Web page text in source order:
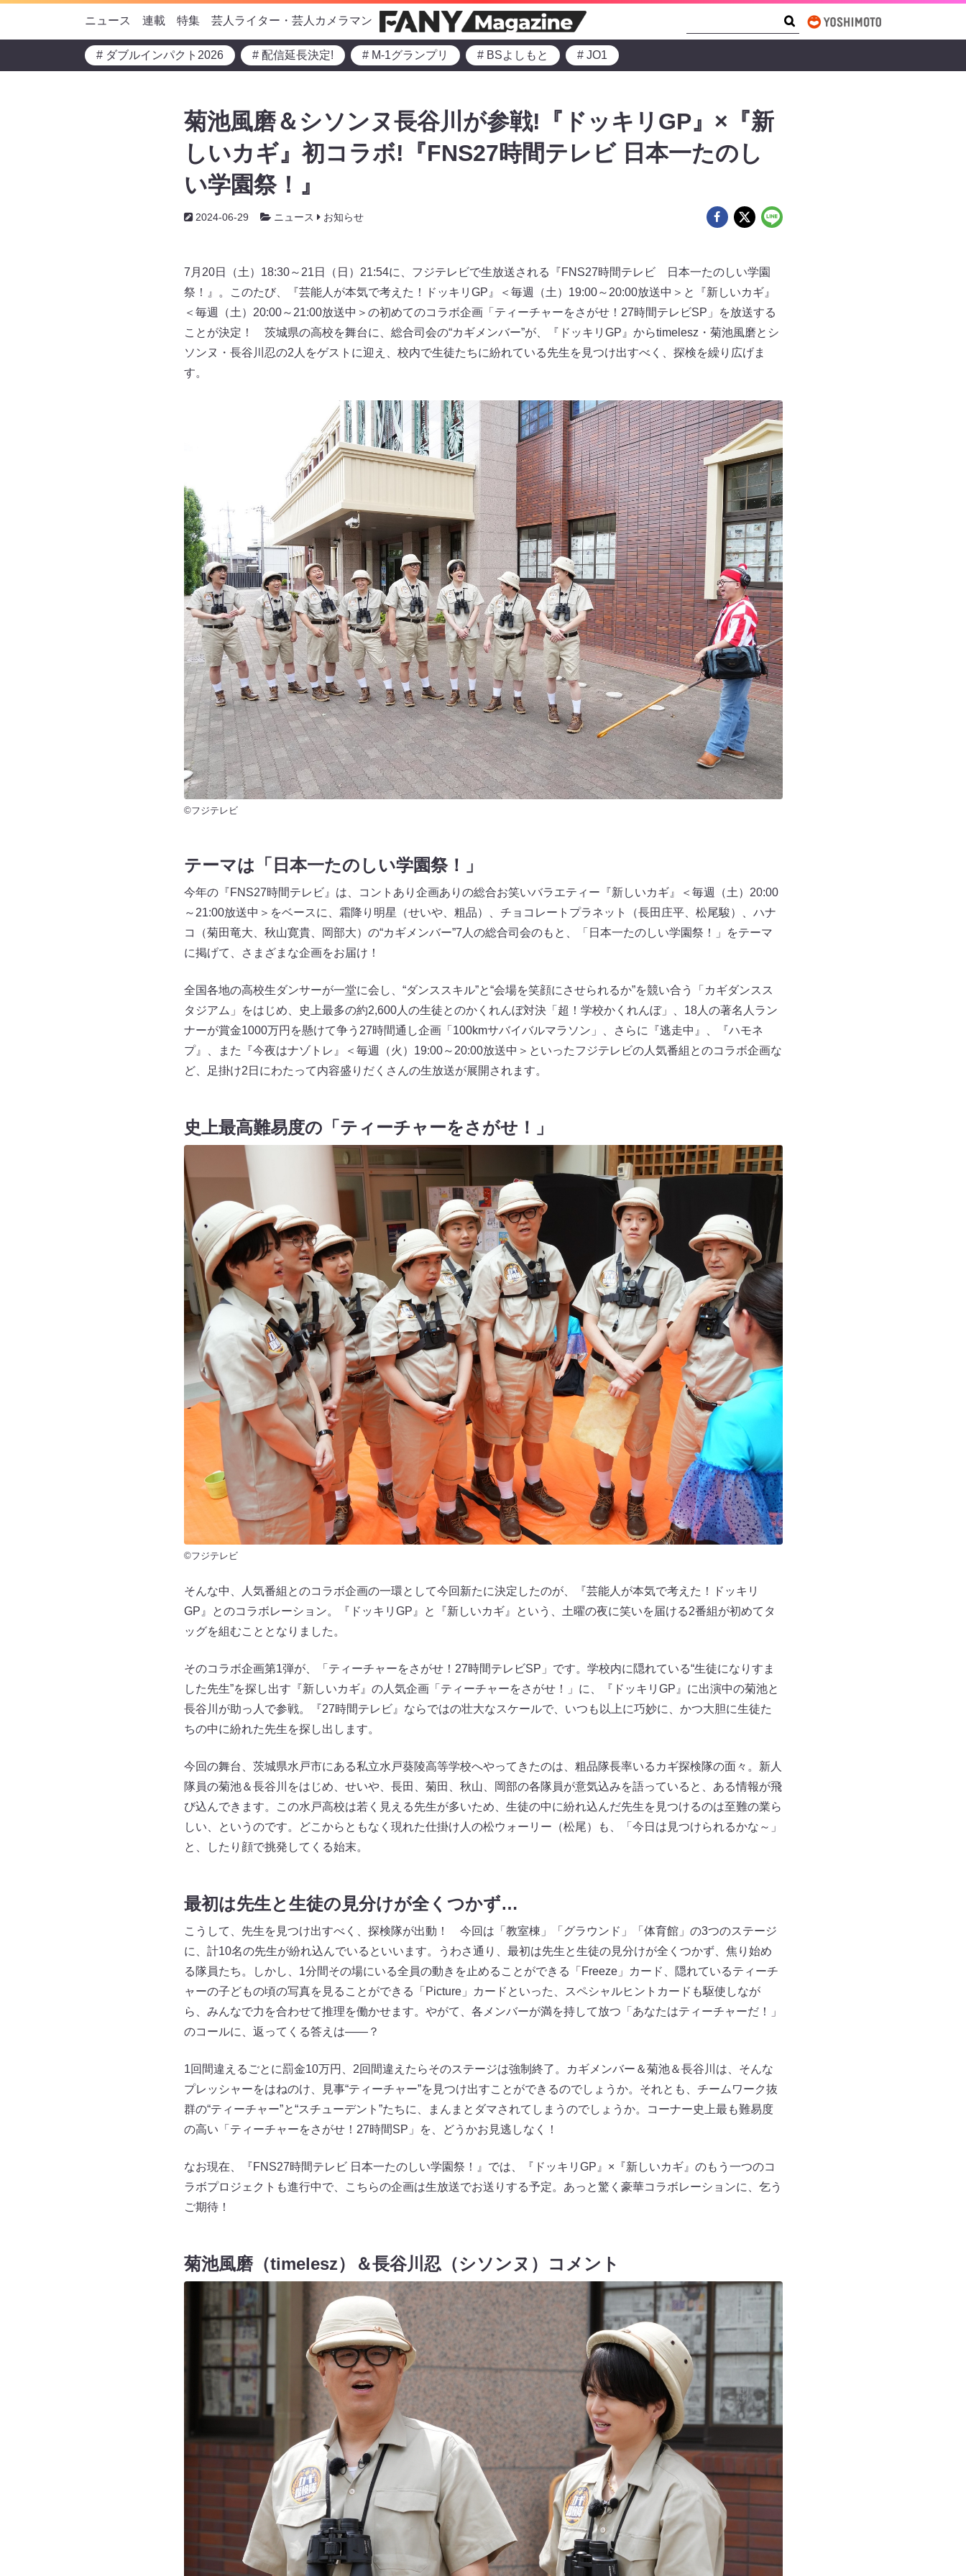
ニュース 連載 特集 芸人ライター・芸人カメラマン
# ダブルインパクト2026 # 配信延長決定! # M-1グランプリ # BSよしもと # JO1
菊池風磨＆シソンヌ長谷川が参戦!『ドッキリGP』×『新
しいカギ』初コラボ!『FNS27時間テレビ 日本一たのし
い学園祭！』
2024-06-29 ニュース お知らせ
7月20日（土）18:30～21日（日）21:54に、フジテレビで生放送される『FNS27時間テレビ 日本一たのしい学園
祭！』。このたび、『芸能人が本気で考えた！ドッキリGP』＜毎週（土）19:00～20:00放送中＞と『新しいカギ』
＜毎週（土）20:00～21:00放送中＞の初めてのコラボ企画「ティーチャーをさがせ！27時間テレビSP」を放送する
ことが決定！ 茨城県の高校を舞台に、総合司会の“カギメンバー”が、『ドッキリGP』からtimelesz・菊池風磨とシ
ソンヌ・長谷川忍の2人をゲストに迎え、校内で生徒たちに紛れている先生を見つけ出すべく、探検を繰り広げま
す。
©フジテレビ
テーマは「日本一たのしい学園祭！」
今年の『FNS27時間テレビ』は、コントあり企画ありの総合お笑いバラエティー『新しいカギ』＜毎週（土）20:00
～21:00放送中＞をベースに、霜降り明星（せいや、粗品）、チョコレートプラネット（長田庄平、松尾駿）、ハナ
コ（菊田竜大、秋山寛貴、岡部大）の“カギメンバー”7人の総合司会のもと、「日本一たのしい学園祭！」をテーマ
に掲げて、さまざまな企画をお届け！
全国各地の高校生ダンサーが一堂に会し、“ダンススキル”と“会場を笑顔にさせられるか”を競い合う「カギダンスス
タジアム」をはじめ、史上最多の約2,600人の生徒とのかくれんぼ対決「超！学校かくれんぼ」、18人の著名人ラン
ナーが賞金1000万円を懸けて争う27時間通し企画「100kmサバイバルマラソン」、さらに『逃走中』、『ハモネ
プ』、また『今夜はナゾトレ』＜毎週（火）19:00～20:00放送中＞といったフジテレビの人気番組とのコラボ企画な
ど、足掛け2日にわたって内容盛りだくさんの生放送が展開されます。
史上最高難易度の「ティーチャーをさがせ！」
©フジテレビ
そんな中、人気番組とのコラボ企画の一環として今回新たに決定したのが、『芸能人が本気で考えた！ドッキリ
GP』とのコラボレーション。『ドッキリGP』と『新しいカギ』という、土曜の夜に笑いを届ける2番組が初めてタ
ッグを組むこととなりました。
そのコラボ企画第1弾が、「ティーチャーをさがせ！27時間テレビSP」です。学校内に隠れている“生徒になりすま
した先生”を探し出す『新しいカギ』の人気企画「ティーチャーをさがせ！」に、『ドッキリGP』に出演中の菊池と
長谷川が助っ人で参戦。『27時間テレビ』ならではの壮大なスケールで、いつも以上に巧妙に、かつ大胆に生徒た
ちの中に紛れた先生を探し出します。
今回の舞台、茨城県水戸市にある私立水戸葵陵高等学校へやってきたのは、粗品隊長率いるカギ探検隊の面々。新人
隊員の菊池＆長谷川をはじめ、せいや、長田、菊田、秋山、岡部の各隊員が意気込みを語っていると、ある情報が飛
び込んできます。この水戸高校は若く見える先生が多いため、生徒の中に紛れ込んだ先生を見つけるのは至難の業ら
しい、というのです。どこからともなく現れた仕掛け人の松ウォーリー（松尾）も、「今日は見つけられるかな～」
と、したり顔で挑発してくる始末。
最初は先生と生徒の見分けが全くつかず…
こうして、先生を見つけ出すべく、探検隊が出動！ 今回は「教室棟」「グラウンド」「体育館」の3つのステージ
に、計10名の先生が紛れ込んでいるといいます。うわさ通り、最初は先生と生徒の見分けが全くつかず、焦り始め
る隊員たち。しかし、1分間その場にいる全員の動きを止めることができる「Freeze」カード、隠れているティーチ
ャーの子どもの頃の写真を見ることができる「Picture」カードといった、スペシャルヒントカードも駆使しなが
ら、みんなで力を合わせて推理を働かせます。やがて、各メンバーが満を持して放つ「あなたはティーチャーだ！」
のコールに、返ってくる答えは――？
1回間違えるごとに罰金10万円、2回間違えたらそのステージは強制終了。カギメンバー＆菊池＆長谷川は、そんな
プレッシャーをはねのけ、見事“ティーチャー”を見つけ出すことができるのでしょうか。それとも、チームワーク抜
群の“ティーチャー”と“スチューデント”たちに、まんまとダマされてしまうのでしょうか。コーナー史上最も難易度
の高い「ティーチャーをさがせ！27時間SP」を、どうかお見逃しなく！
なお現在、『FNS27時間テレビ 日本一たのしい学園祭！』では、『ドッキリGP』×『新しいカギ』のもう一つのコ
ラボプロジェクトも進行中で、こちらの企画は生放送でお送りする予定。あっと驚く豪華コラボレーションに、乞う
ご期待！
菊池風磨（timelesz）＆長谷川忍（シソンヌ）コメント